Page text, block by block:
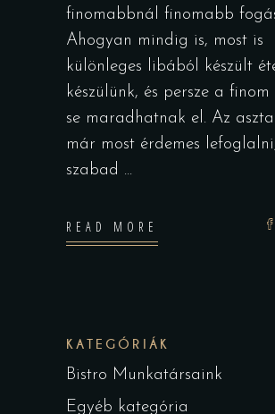
finomabbnál finomabb
Ahogyan mindig is, most is
különleges libából készült
készülünk, és persze a
se maradhatnak el. Az
már most érdemes
szabad
READ MORE
KATEGÓRIÁK
Bistro Munkatársaink
Egyéb kategória